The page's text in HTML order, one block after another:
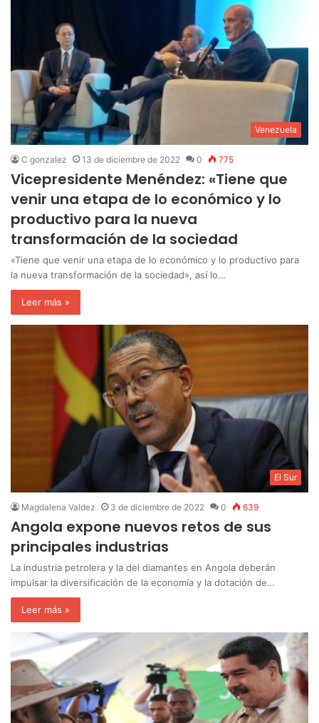
Venezuela
C gonzalez 13 de diciembre de 2022 0 775
Vicepresidente Menéndez: «Tiene que
venir una etapa de lo económico y lo
productivo para la nueva
transformación de la sociedad
«Tiene que venir una etapa de lo económico y lo productivo para
la nueva transformación de la sociedad», así lo…
Leer más »
El Sur
Magdalena Valdez 3 de diciembre de 2022 0 639
Angola expone nuevos retos de sus
principales industrias
La industria petrolera y la del diamantes en Angola deberán
impulsar la diversificación de la economía y la dotación de…
Leer más »